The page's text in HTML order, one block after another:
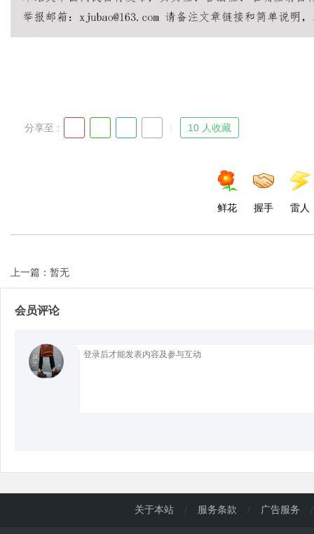
分享至 : 10 人收藏
鲜花 握手 雷人
上一篇：暂无
会员评论
关于本站 / 服务条款 / 广告服务 /